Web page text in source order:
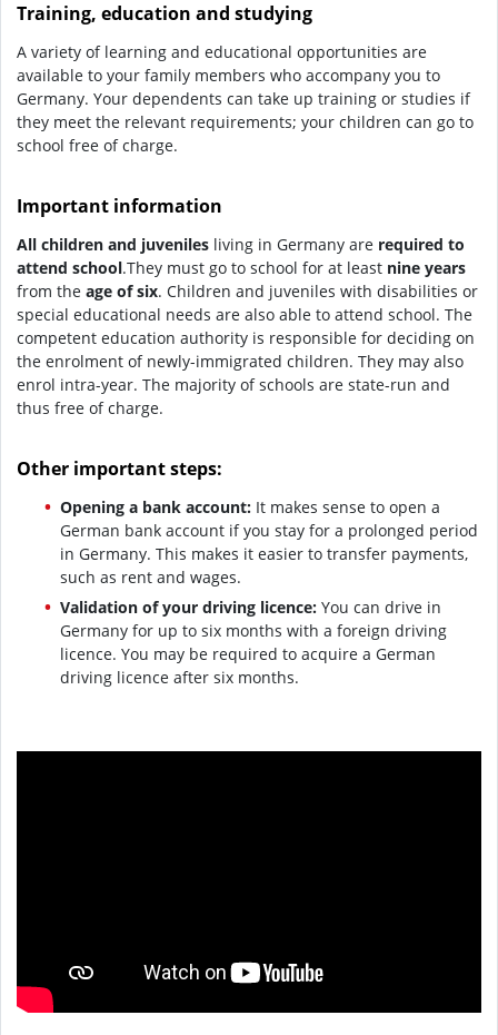
Training, education and studying
A variety of learning and educational opportunities are
available to your family members who accompany you to
Germany. Your dependents can take up training or studies if
they meet the relevant requirements; your children can go to
school free of charge.
Important information
All children and juveniles living in Germany are required to
attend school.They must go to school for at least nine years
from the age of six. Children and juveniles with disabilities or
special educational needs are also able to attend school. The
competent education authority is responsible for deciding on
the enrolment of newly-immigrated children. They may also
enrol intra-year. The majority of schools are state-run and
thus free of charge.
Other important steps:
Opening a bank account:It makes sense to open a
German bank account if you stay for a prolonged period
in Germany. This makes it easier to transfer payments,
such as rent and wages.
Validation of your driving licence:You can drive in
Germany for up to six months with a foreign driving
licence. You may be required to acquire a German
driving licence after six months.